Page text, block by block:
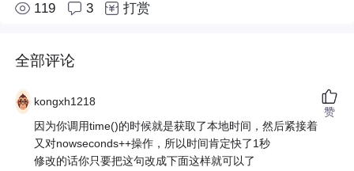
119 3 打赏
全部评论
kongxh1218
因为你调用time()的时候就是获取了本地时间，然后紧接着
又对nowseconds++操作，所以时间肯定快了1秒
修改的话你只要把这句改成下面这样就可以了
赞